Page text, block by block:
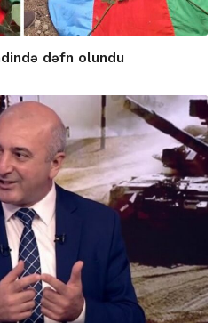
dəfn olundu